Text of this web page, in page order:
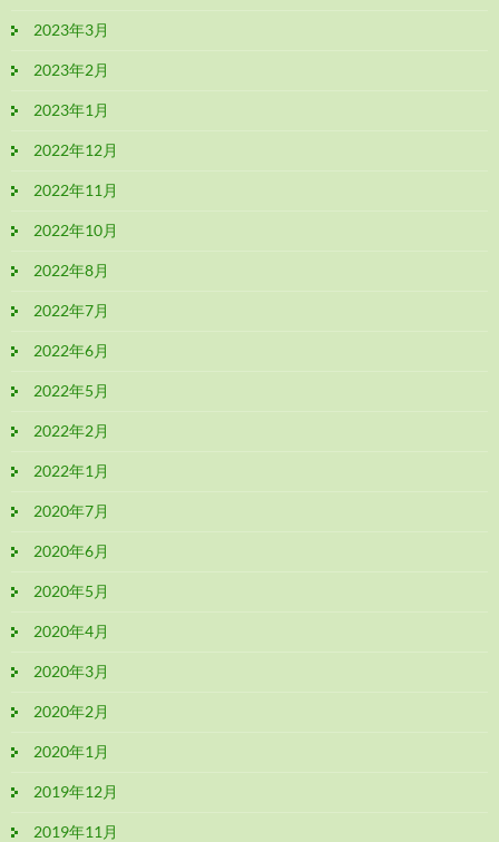
2023年3月
2023年2月
2023年1月
2022年12月
2022年11月
2022年10月
2022年8月
2022年7月
2022年6月
2022年5月
2022年2月
2022年1月
2020年7月
2020年6月
2020年5月
2020年4月
2020年3月
2020年2月
2020年1月
2019年12月
2019年11月